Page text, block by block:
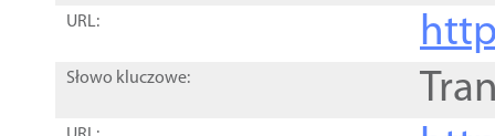
URL:
Słowo kluczowe: